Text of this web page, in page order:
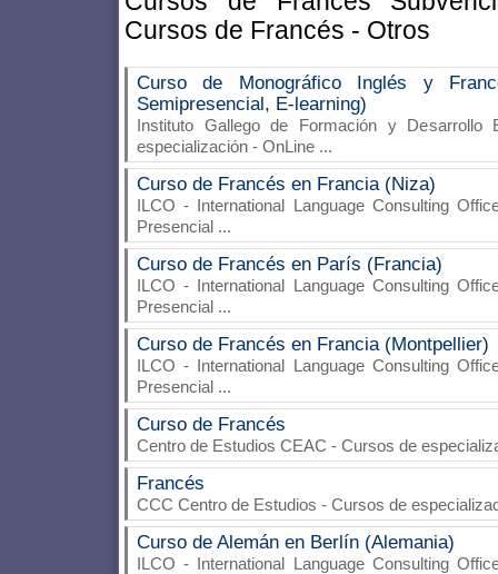
Cursos de Francés - Otros
Curso de Monográfico Inglés y
Semipresencial, E-learning)
Instituto Gallego de Formación y Desarrollo
especialización - OnLine ...
Curso de Francés en Francia (Niza)
ILCO - International Language Consulting
Presencial ...
Curso de Francés en París (Francia)
ILCO - International Language Consulting
Presencial ...
Curso de Francés en Francia (Montpellier)
ILCO - International Language Consulting
Presencial ...
Curso de Francés
Centro de Estudios CEAC - Cursos de
Francés
CCC Centro de Estudios - Cursos de
Curso de Alemán en Berlín (Alemania)
ILCO - International Language Consulting